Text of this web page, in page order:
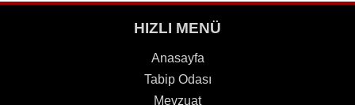
HIZLI MENÜ
Anasayfa
Tabip Odası
Mevzuat